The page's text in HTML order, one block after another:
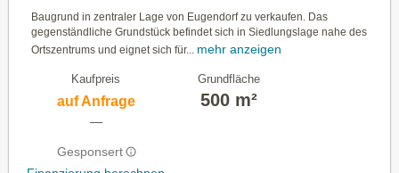
Baugrund in zentraler Lage von Eugendorf zu verkaufen. Das
gegenständliche Grundstück befindet sich in Siedlungslage nahe des
Ortszentrums und eignet sich für... mehr anzeigen
Kaufpreis
auf Anfrage
—
Gesponsert
Grundfläche
500 m²